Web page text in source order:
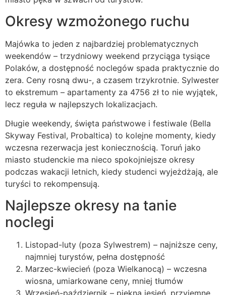
Okresy wzmożonego ruchu
Majówka to jeden z najbardziej problematycznych
weekendów – trzydniowy weekend przyciąga tysiące
Polaków, a dostępność noclegów spada praktycznie do
zera. Ceny rosną dwu-, a czasem trzykrotnie. Sylwester
to ekstremum – apartamenty za 4756 zł to nie wyjątek,
lecz reguła w najlepszych lokalizacjach.
Długie weekendy, święta państwowe i festiwale (Bella
Skyway Festival, Probaltica) to kolejne momenty, kiedy
wczesna rezerwacja jest koniecznością. Toruń jako
miasto studenckie ma nieco spokojniejsze okresy
podczas wakacji letnich, kiedy studenci wyjeżdżają, ale
turyści to rekompensują.
Najlepsze okresy na tanie
noclegi
Listopad-luty (poza Sylwestrem) – najniższe ceny,
najmniej turystów, pełna dostępność
Marzec-kwiecień (poza Wielkanocą) – wczesna
wiosna, umiarkowane ceny, mniej tłumów
Wrzesień-październik – piękna jesień, przyjemne